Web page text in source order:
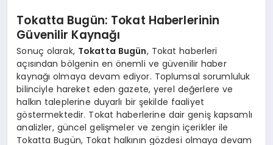
Tokatta Bugün: Tokat Haberlerinin
Güvenilir Kaynağı
Sonuç olarak, Tokatta Bugün, Tokat haberleri
açısından bölgenin en önemli ve güvenilir haber
kaynağı olmaya devam ediyor. Toplumsal sorumluluk
bilinciyle hareket eden gazete, yerel değerlere ve
halkın taleplerine duyarlı bir şekilde faaliyet
göstermektedir. Tokat haberlerine dair geniş kapsamlı
analizler, güncel gelişmeler ve zengin içerikler ile
Tokatta Bugün, Tokat halkının gözdesi olmaya devam